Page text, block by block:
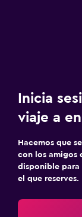
Inicia
viaje a
Hacemos que
con los amigos
disponible para
el que reserves.